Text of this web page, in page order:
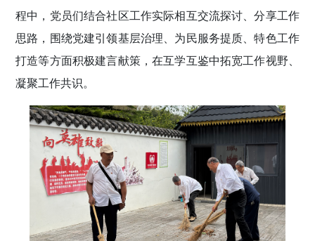
程中，党员们结合社区工作实际相互交流探讨、分享工作
思路，围绕党建引领基层治理、为民服务提质、特色工作
打造等方面积极建言献策，在互学互鉴中拓宽工作视野、
凝聚工作共识。